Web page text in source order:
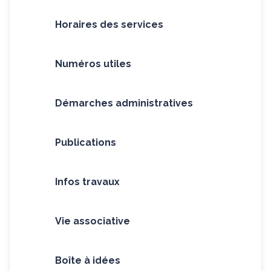
Horaires des services
Numéros utiles
Démarches administratives
Publications
Infos travaux
Vie associative
Boîte à idées